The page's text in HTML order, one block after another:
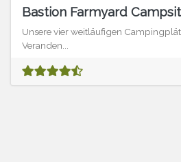
Bastion Farmyard
Unsere vier weitläufigen
Veranden...